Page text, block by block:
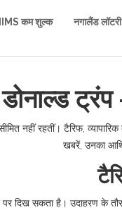
कम शुल्क नगालैंड लॉटरी
डोनाल्ड
नहीं रहतीं। टैरिफ,
खबरें, उनका
दिख सकता है। उदाहरण के तौर